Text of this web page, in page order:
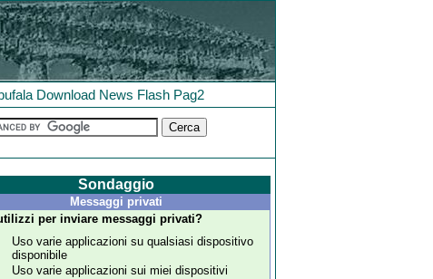
Download News Flash Pag2
Sondaggio
Messaggi privati
per inviare messaggi privati?
Uso varie applicazioni su qualsiasi dispositivo
disponibile
Uso varie applicazioni sui miei dispositivi